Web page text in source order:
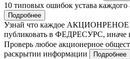
10 типовых ошибок устава каждого
Подробнее
Узнай что каждое
публиковать в ФЕДРЕСУРС, иначе
Проверь любое акционерное
раскрытии информации
Подробнее